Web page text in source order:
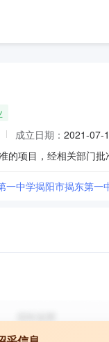
成立日期： 2021-07-
一中学揭阳市揭东第